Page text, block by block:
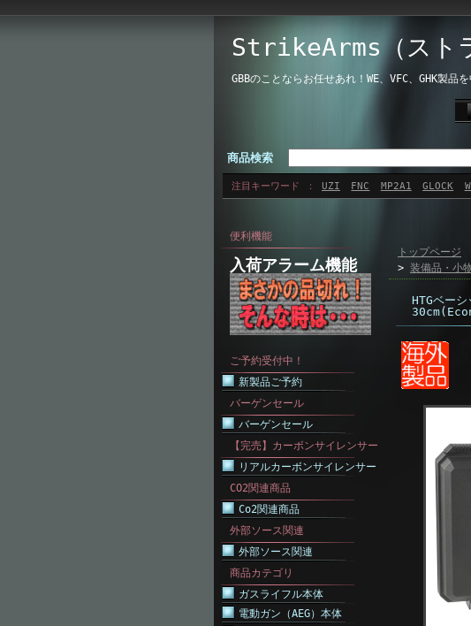
StrikeArms（スト
GBBのことならお任せあれ！WE、VFC、GHK製
商品検索
注目キーワード UZI FNC MP2A1 GLOCK
便利機能
入荷アラーム機能
ご予約受付中！
新製品ご予約
バーゲンセール
バーゲンセール
【完売】カーボンサイレンサー
リアルカーボンサイレンサー
CO2関連商品
Co2関連商品
外部ソース関連
外部ソース関連
商品カテゴリ
ガスライフル本体
電動ガン（AEG）本体
トップページ
> 装備品・小
HTGベー